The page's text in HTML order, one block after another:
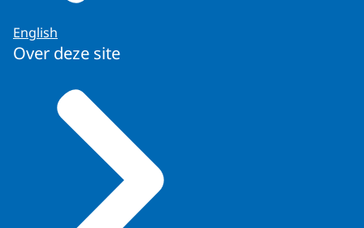
English
Over deze site